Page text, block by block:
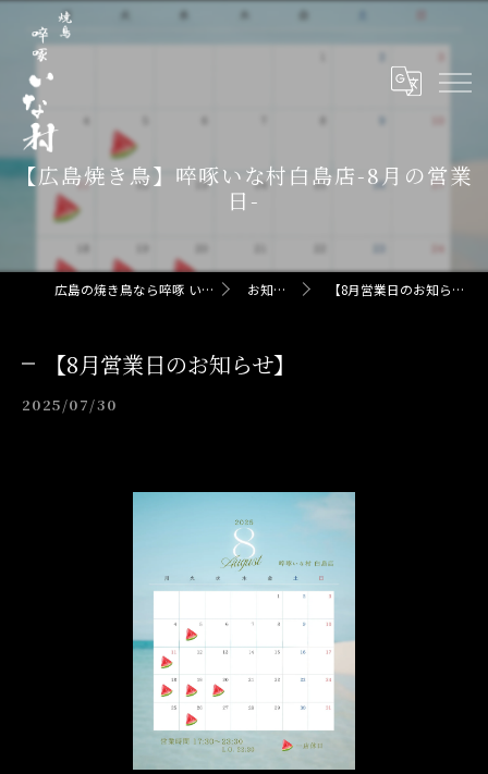
【広島焼き鳥】啐啄いな村白島店-8月の営業
日-
広島の焼き鳥なら啐啄 いな村 お知らせ 【8月営業日のお知らせ】
【8月営業日のお知らせ】
2025/07/30